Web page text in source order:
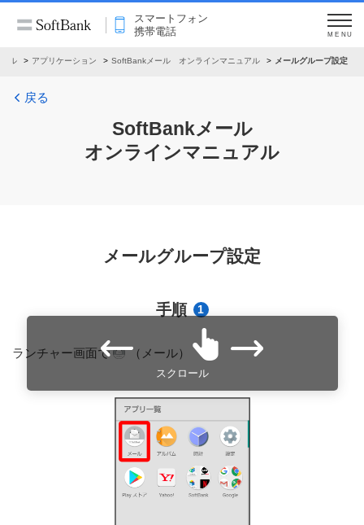
スマートフォン
携帯電話
MENU
ル アプリケーション SoftBankメール オンラインマニュアル メールグループ設定
戻る
SoftBankメール
オンラインマニュアル
メールグループ設定
手順 1
ランチャー画面で （メール）
スクロール